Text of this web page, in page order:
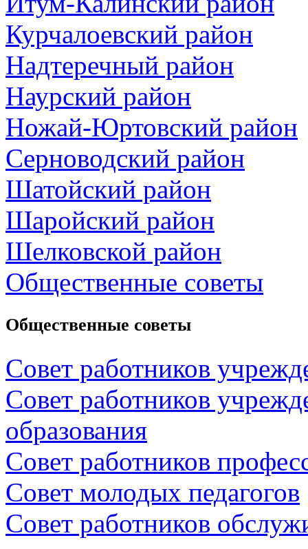
Курчалоевский район
Надтеречный район
Наурский район
Ножай-Юртовский район
Серноводский район
Шатойский район
Шаройский район
Шелковской район
Общественные советы
Общественные советы
Совет работников
Совет работников
образования
Совет работников
Совет молодых педагогов
Совет работников